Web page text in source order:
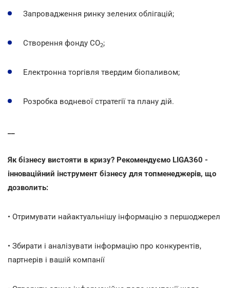
Запровадження ринку зелених облігацій;
Створення фонду CO2;
Електронна торгівля твердим біопаливом;
Розробка водневої стратегії та плану дій.
Як бізнесу вистояти в кризу? Рекомендуємо LIGA360 -
інноваційний інструмент бізнесу для топменеджерів, що
дозволить:
• Отримувати найактуальнішу інформацію з першоджерел
• Збирати і аналізувати інформацію про конкурентів,
партнерів і вашій компанії